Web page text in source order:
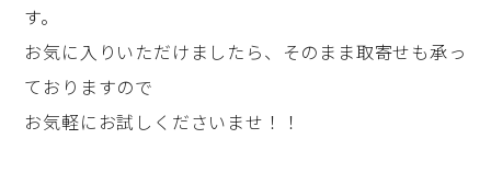
す。
お気に入りいただけましたら、そのまま取寄せも承っ
ておりますので
お気軽にお試しくださいませ！！